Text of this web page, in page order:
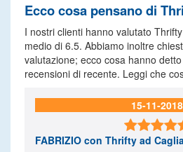
Ecco cosa pensano di
I nostri clienti hanno valutato
medio di 6.5. Abbiamo inoltre
valutazione; ecco cosa hanno
recensioni di recente. Leggi che
15-11-2018
FABRIZIO con Thrifty ad